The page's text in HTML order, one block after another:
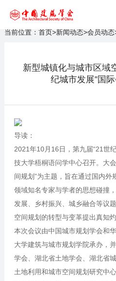
当前位置： 首页>新闻动态>会员动态
新型城镇化与城市区域
纪城市发展”国
导读：
2021年10月16日，第九届“21世
技大学梧桐语问学中心召开。大
间规划”为主题，旨在通过国内外
领域知名专家与学者的思想碰撞
发展、乡村振兴、城乡融合等议
空间规划的转型与变革提出真知灼
本次会议由中国城市规划学会和
大学建筑与城市规划学院承办，
学会、湖北省土地学会、湖北省
土地利用和城市空间规划研究中